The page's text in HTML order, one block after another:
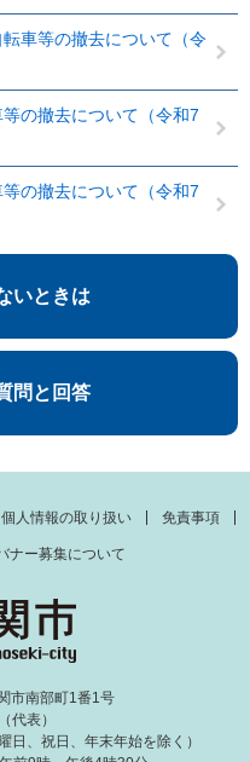
車等の撤去について（令
の撤去について（令和7
の撤去について（令和7
いときは
問と回答
個人情報の取り扱い 免責事項
ナー募集について
市南部町1番1号
代表）
、祝日、年末年始を除く）